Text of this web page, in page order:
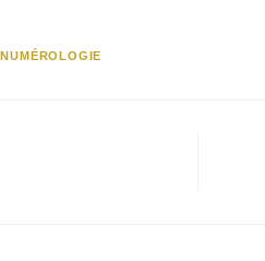
NUMÉROLOGIE